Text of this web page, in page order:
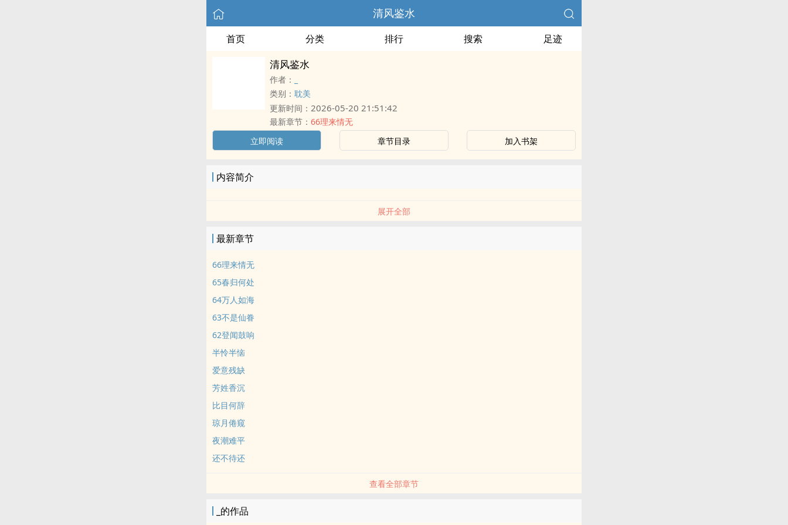
清风鉴水
首页 分类 排行 搜索 足迹
清风鉴水
作者：
类别： 耽美
更新时间： 2026-05-20 21:51:42
最新章节： 66理来情无
立即阅读
章节目录 加入书架
内容简介
展开全部
最新章节
66理来情无
65春归何处
64万人如海
63不是仙眷
62登闻鼓响
半怜半恼
爱意残缺
芳姓香沉
比目何辞
琼月倦窥
夜潮难平
还不待还
查看全部章节
_的作品